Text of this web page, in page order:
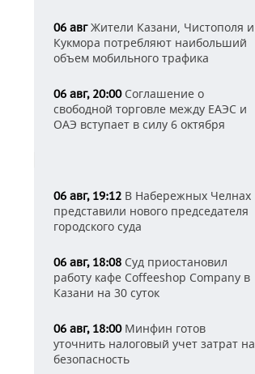
06 авгЖители Казани, Чистополя и
Кукмора потребляют наибольший
объем мобильного трафика
06 авг, 20:00Соглашение о
свободной торговле между ЕАЭС и
ОАЭ вступает в силу 6 октября
06 авг, 19:12 В Набережных Челнах
представили нового председателя
городского суда
06 авг, 18:08 Суд приостановил
работу кафе Coffeeshop Company в
Казани на 30 суток
06 авг, 18:00Минфин готов
уточнить налоговый учет затрат на
безопасность